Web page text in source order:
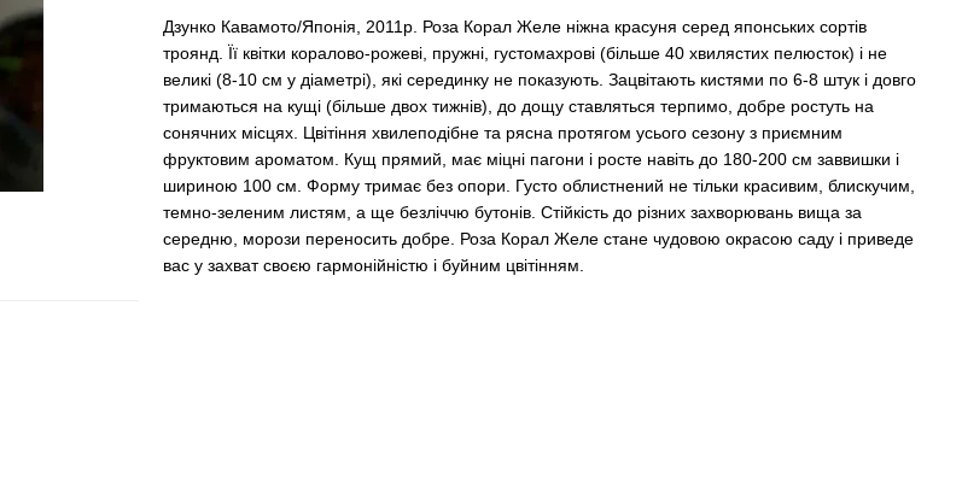
Дзунко Кавамото/Японія, 2011р. Роза Корал Желе ніжна красуня серед японських сортів
троянд. Її квітки коралово-рожеві, пружні, густомахрові (більше 40 хвилястих пелюсток) і не
великі (8-10 см у діаметрі), які серединку не показують. Зацвітають кистями по 6-8 штук і довго
тримаються на кущі (більше двох тижнів), до дощу ставляться терпимо, добре ростуть на
сонячних місцях. Цвітіння хвилеподібне та рясна протягом усього сезону з приємним
фруктовим ароматом. Кущ прямий, має міцні пагони і росте навіть до 180-200 см заввишки і
шириною 100 см. Форму тримає без опори. Густо облистнений не тільки красивим, блискучим,
темно-зеленим листям, а ще безліччю бутонів. Стійкість до різних захворювань вища за
середню, морози переносить добре. Роза Корал Желе стане чудовою окрасою саду і приведе
вас у захват своєю гармонійністю і буйним цвітінням.